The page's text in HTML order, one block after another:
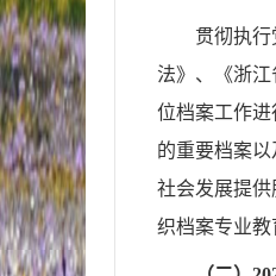
贯彻执
法》、《浙
位档案工作
的重要档案
社会发展提
织档案专业教